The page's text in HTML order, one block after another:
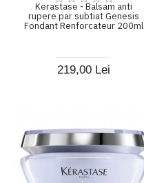
Kerastase - Balsam anti
rupere par subtiat Genesis
Fondant Renforcateur 200ml
219,00 Lei